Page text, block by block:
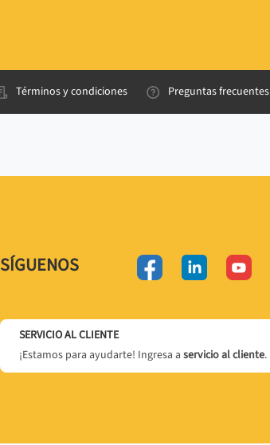
Términos y condiciones Preguntas frecuentes
SÍGUENOS
SERVICIO AL CLIENTE
¡Estamos para ayudarte! Ingresa a servicio al cliente.